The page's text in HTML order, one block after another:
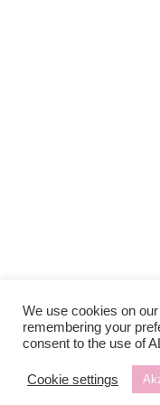
We use cookies on
remembering your
consent to the use of
Cookie settings